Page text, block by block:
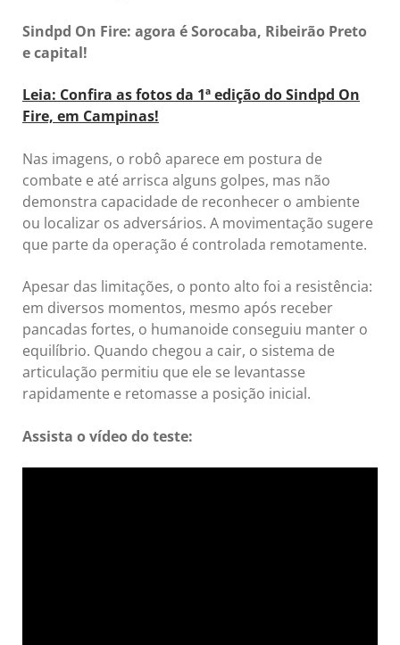
Sindpd On Fire: agora é Sorocaba, Ribeirão Preto
e capital!
Leia: Confira as fotos da 1ª edição do Sindpd On
Fire, em Campinas!
Nas imagens, o robô aparece em postura de
combate e até arrisca alguns golpes, mas não
demonstra capacidade de reconhecer o ambiente
ou localizar os adversários. A movimentação sugere
que parte da operação é controlada remotamente.
Apesar das limitações, o ponto alto foi a resistência:
em diversos momentos, mesmo após receber
pancadas fortes, o humanoide conseguiu manter o
equilíbrio. Quando chegou a cair, o sistema de
articulação permitiu que ele se levantasse
rapidamente e retomasse a posição inicial.
Assista o vídeo do teste: